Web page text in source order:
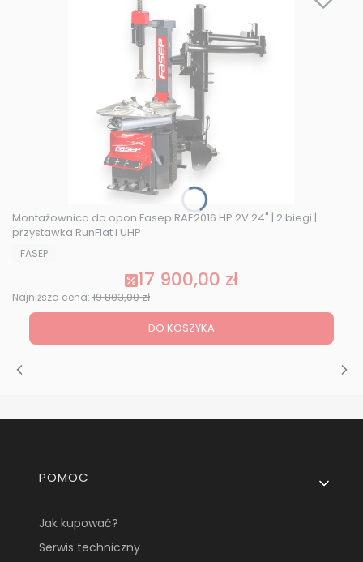
Montażownica do opon Fasep RAE2016 HP 2V 24" | 2 biegi |
przystawka RunFlat i UHP
PRODUCENT
FASEP
Cena promocyjna
17 900,00 zł
Najniższa cena: 19 803,00 zł
DO KOSZYKA
Linki w stopce
POMOC
Jak kupować?
Serwis techniczny